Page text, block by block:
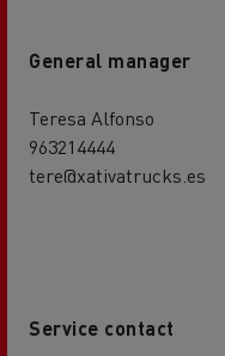
General manager
Teresa Alfonso
963214444
tere@xativatrucks.es
Service contact